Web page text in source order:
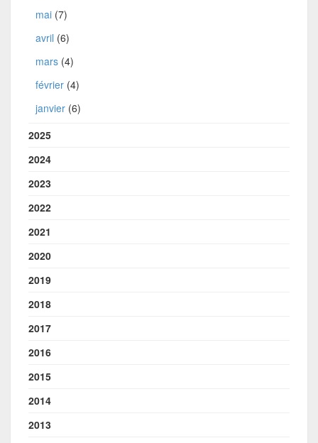
mai (7)
avril (6)
mars (4)
février (4)
janvier (6)
2025
2024
2023
2022
2021
2020
2019
2018
2017
2016
2015
2014
2013